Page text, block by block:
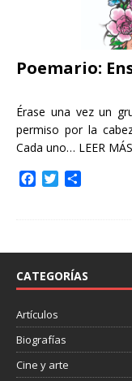
Poemario:
Érase una vez un
permiso por la
Cada uno… LEER MÁS
o
k
T
r
t
i
CATEGORÍAS
Artículos
Biografías
Cine y arte